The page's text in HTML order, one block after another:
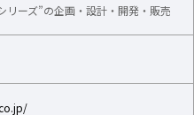
リーズ”の企画・設計・開発・販売